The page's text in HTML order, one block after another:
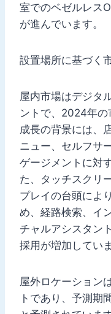
室でのベゼルレス
が進んでいます。
設置場所に基づく
屋内市場はデジタ
ントで、2024年
成長の背景には、
ニュー、セルフサ
ゲージメントに対
た、タッチスクリ
プレイの台頭によ
め、経路検索、イ
チャルアシスタン
採用が増加していま
屋外ロケーション
トであり、予測期